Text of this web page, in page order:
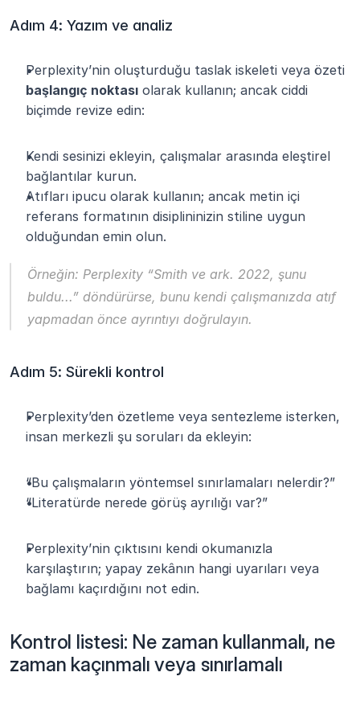
Adım 4: Yazım ve analiz
başlangıç noktası olarak kullanın; ancak ciddi
biçimde revize edin:
Kendi sesinizi ekleyin, çalışmalar arasında eleştirel
bağlantılar kurun.
Atıfları ipucu olarak kullanın; ancak metin içi
referans formatının disiplininizin stiline uygun
olduğundan emin olun.
Örneğin: Perplexity “Smith ve ark. 2022, şunu
buldu...” döndürürse, bunu kendi çalışmanızda atıf
yapmadan önce ayrıntıyı doğrulayın.
Adım 5: Sürekli kontrol
Perplexity’den özetleme veya sentezleme isterken,
insan merkezli şu soruları da ekleyin:
“Bu çalışmaların yöntemsel sınırlamaları nelerdir?”
“Literatürde nerede görüş ayrılığı var?”
Perplexity’nin çıktısını kendi okumanızla
karşılaştırın; yapay zekânın hangi uyarıları veya
bağlamı kaçırdığını not edin.
Kontrol listesi: Ne zaman kullanmalı, ne
zaman kaçınmalı veya sınırlamalı